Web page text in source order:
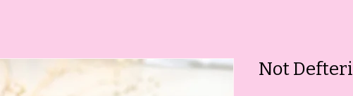
Not Defteri